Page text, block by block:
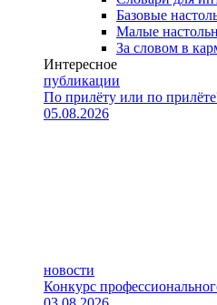
Базовые
Малые
За словом в
Интересное
публикации
По прилёту или по
05.08.2026
новости
Конкурс